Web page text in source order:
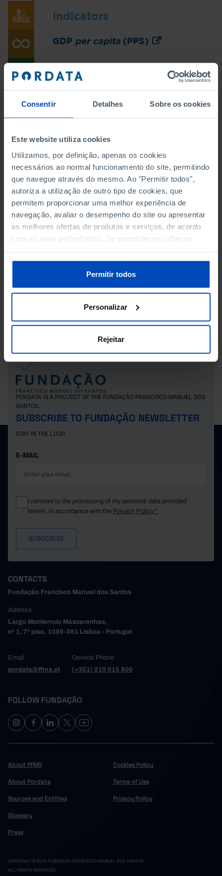
Consentir Detalhes Sobre os cookies
Este website utiliza cookies
Utilizamos, por definição, apenas os cookies
necessários ao normal funcionamento do site, permitindo
que navegue através do mesmo. Ao "Permitir todos",
autoriza a utilização de outro tipo de cookies, que
permitem proporcionar uma melhor experiência de
navegação, avaliar o desempenho do site ou apresentar
as melhores ofertas de produtos e serviços, de acordo
com as suas preferências. Se pretender escolher os
sobre cookies através da gestão de preferências ou da
Política de Cookies.
Permitir todos
Personalizar
Rejeitar
Indicators
GDP per capita (PPS)
gap
Inequality of income distribution
(S80/S20)
Income share of the bottom 40%
PORDATA IS A PROJECT OF THE FUNDAÇÃO FRANCISCO MANUEL DOS
SANTOS.
SUBSCRIBE TO FUNDAÇÃO NEWSLETTER
STAY IN THE LOOP.
E-MAIL
I consent to the processing of my personal data provided
herein, in accordance with the Privacy Policy*
CONTACTS
Fundação Francisco Manuel dos Santos
Address
Largo Monterroio Mascarenhas,
nº 1, 7º piso, 1099-081 Lisboa - Portugal
Email
pordata@ffms.pt
General Phone
(+351) 210 015 800
FOLLOW FUNDAÇÃO
About FFMS
About Pordata
Sources and Entities
Glossary
Press
Cookies Policy
Terms of Use
Privacy Policy
COPYRIGHT © 2024 FUNDAÇÃO FRANCISCO MANUEL DOS SANTOS.
ALL RIGHTS RESERVED